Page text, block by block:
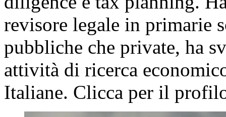
revisore legale in primarie
pubbliche che private, ha
attività di ricerca
Italiane. Clicca per il